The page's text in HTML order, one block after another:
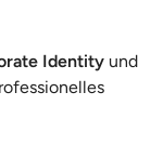
Identity und